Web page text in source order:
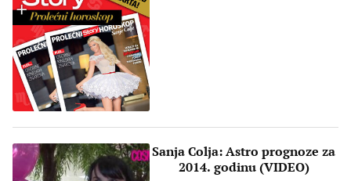
Sanja Colja: Astro prognoze za
2014. godinu (VIDEO)